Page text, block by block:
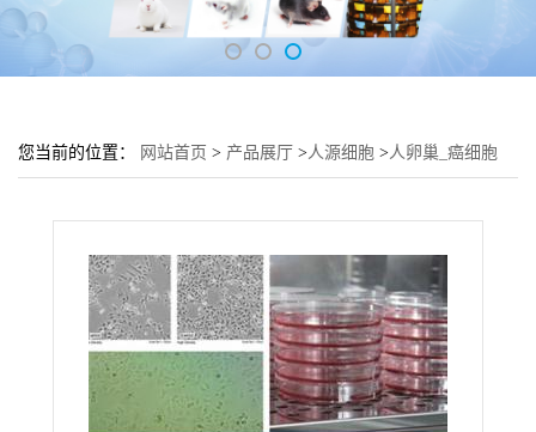
您当前的位置： 网站首页 > 产品展厅 >人源细胞 >人卵巢_癌细胞